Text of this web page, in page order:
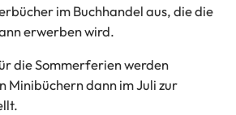
im Buchhandel aus, die die
erwerben wird.
die Sommerferien werden
Minibüchern dann im Juli zur